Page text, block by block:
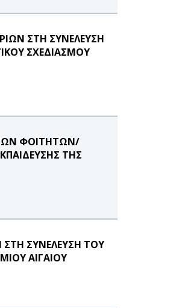
ΣΤΗ ΣΥΝΕΛΕΥΣΗ
ΣΧΕΔΙΑΣΜΟΥ
ΤΩΝ ΦΟΙΤΗΤΩΝ/
ΤΗΣ
ΣΥΝΕΛΕΥΣΗ ΤΟΥ
ΑΙΓΑΙΟΥ